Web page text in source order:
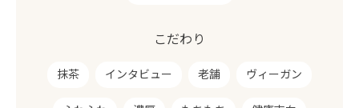
こだわり
抹茶 インタビュー 老舗 ヴィーガン